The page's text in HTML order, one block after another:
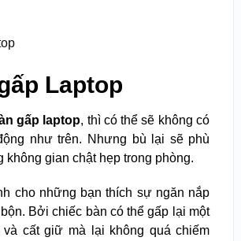
Laptop
gấp laptop, thì có thể sẽ không có
như trên. Nhưng bù lại sẽ phù
không gian chật hẹp trong phòng.
cho những bạn thích sự ngăn nắp
Bởi chiếc bàn có thể gấp lại một
và cất giữ mà lại không quá chiếm